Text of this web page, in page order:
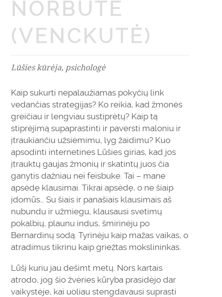
NORBUTĖ
(VENCKUTĖ)
Lūšies kūrėja, psichologė
Kaip sukurti nepalaužiamas pokyčių link
vedančias strategijas? Ko reikia, kad žmonės
greičiau ir lengviau sustiprėtų? Kaip tą
stiprėjimą supaprastinti ir paversti maloniu ir
įtraukiančiu užsiėmimu, lyg žaidimu? Kuo
apsodinti internetines Lūšies girias, kad jos
įtrauktų gaujas žmonių ir skatintų juos čia
ganytis dažniau nei feisbuke. Tai – mane
apsėdę klausimai. Tikrai apsėdę, o ne šiaip
įdomūs… Su šiais ir panašiais klausimais aš
nubundu ir užmiegu, klausausi svetimų
pokalbių, plaunu indus, šmirinėju po
Bernardinų sodą. Tyrinėju kaip mažas vaikas, o
atradimus tikrinu kaip griežtas mokslininkas.
Lūšį kuriu jau dešimt metų. Nors kartais
atrodo, jog šio žvėries kūryba prasidėjo dar
vaikystėje, kai uoliau stengdavausi suprasti